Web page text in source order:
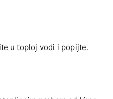
u toploj vodi i popijte.